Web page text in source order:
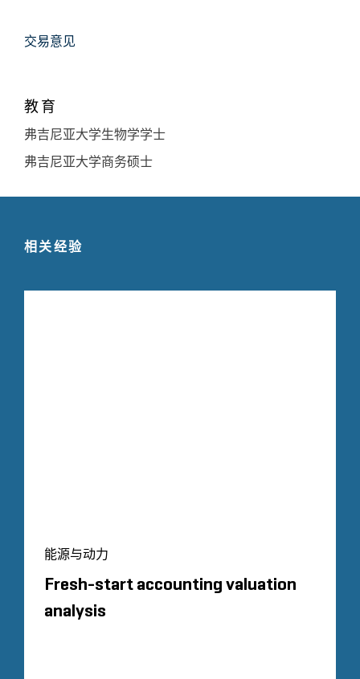
交易意见
教育
弗吉尼亚大学生物学学士
弗吉尼亚大学商务硕士
相关经验
能源与动力
Fresh-start accounting valuation
analysis